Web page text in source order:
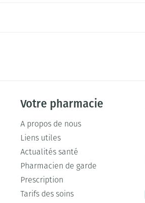
Votre pharmacie
A propos de nous
Liens utiles
Actualités santé
Pharmacien de garde
Prescription
Tarifs des soins